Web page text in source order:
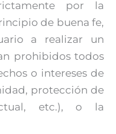
por la
de buena fe,
a realizar un
prohibidos todos
o intereses de
protección de
etc.), o la